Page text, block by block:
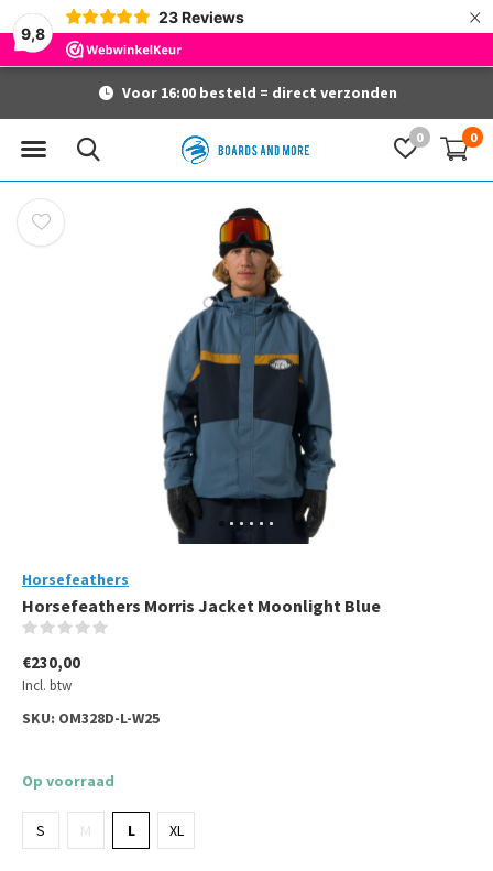
9,8
23 Reviews ×
0 0
Voor 16:00 besteld = direct verzonden
Horsefeathers
Horsefeathers Morris Jacket Moonlight Blue
€230,00
Incl. btw
SKU: OM328D-L-W25
Op voorraad
S M L XL